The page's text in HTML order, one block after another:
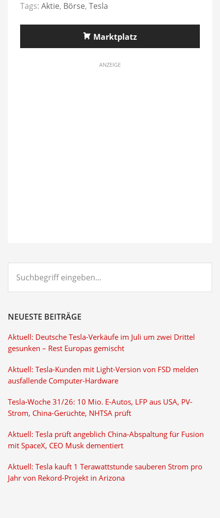
Tags: Aktie, Börse, Tesla
Marktplatz
ANZEIGE
eingeben...
NEUESTE BEITRÄGE
Aktuell: Deutsche Tesla-Verkäufe im Juli um zwei Drittel
gesunken – Rest Europas gemischt
Aktuell: Tesla-Kunden mit Light-Version von FSD melden
ausfallende Computer-Hardware
Tesla-Woche 31/26: 10 Mio. E-Autos, LFP aus USA, PV-
Strom, China-Gerüchte, NHTSA prüft
Aktuell: Tesla prüft angeblich China-Abspaltung für Fusion
mit SpaceX, CEO Musk dementiert
Aktuell: Tesla kauft 1 Terawattstunde sauberen Strom pro
Jahr von Rekord-Projekt in Arizona